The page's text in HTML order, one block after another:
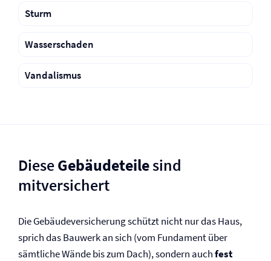
Sturm
Wasserschaden
Vandalismus
DieseGebäudeteilesind
mitversichert
Die Gebäude­versicherung schützt nicht nur das Haus,
sprich das Bauwerk an sich (vom Fundament über
sämtliche Wände bis zum Dach), sondern auchfest